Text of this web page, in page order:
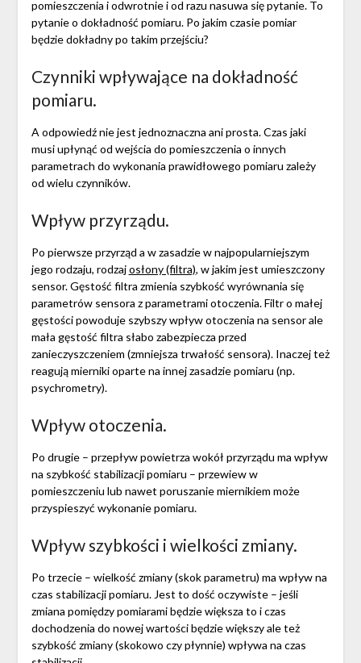
pomieszczenia i odwrotnie i od razu nasuwa się pytanie. To
pytanie o dokładność pomiaru. Po jakim czasie pomiar
będzie dokładny po takim przejściu?
Czynniki wpływające na dokładność
pomiaru.
A odpowiedź nie jest jednoznaczna ani prosta. Czas jaki
musi upłynąć od wejścia do pomieszczenia o innych
parametrach do wykonania prawidłowego pomiaru zależy
od wielu czynników.
Wpływ przyrządu.
Po pierwsze przyrząd a w zasadzie w najpopularniejszym
jego rodzaju, rodzajosłony (filtra), w jakim jest umieszczony
sensor. Gęstość filtra zmienia szybkość wyrównania się
parametrów sensora z parametrami otoczenia. Filtr o małej
gęstości powoduje szybszy wpływ otoczenia na sensor ale
mała gęstość filtra słabo zabezpiecza przed
zanieczyszczeniem (zmniejsza trwałość sensora). Inaczej też
reagują mierniki oparte na innej zasadzie pomiaru (np.
psychrometry).
Wpływ otoczenia.
Po drugie – przepływ powietrza wokół przyrządu ma wpływ
na szybkość stabilizacji pomiaru – przewiew w
pomieszczeniu lub nawet poruszanie miernikiem może
przyspieszyć wykonanie pomiaru.
Wpływ szybkości i wielkości zmiany.
Po trzecie – wielkość zmiany (skok parametru) ma wpływ na
czas stabilizacji pomiaru. Jest to dość oczywiste – jeśli
zmiana pomiędzy pomiarami będzie większa to i czas
dochodzenia do nowej wartości będzie większy ale też
szybkość zmiany (skokowo czy płynnie) wpływa na czas